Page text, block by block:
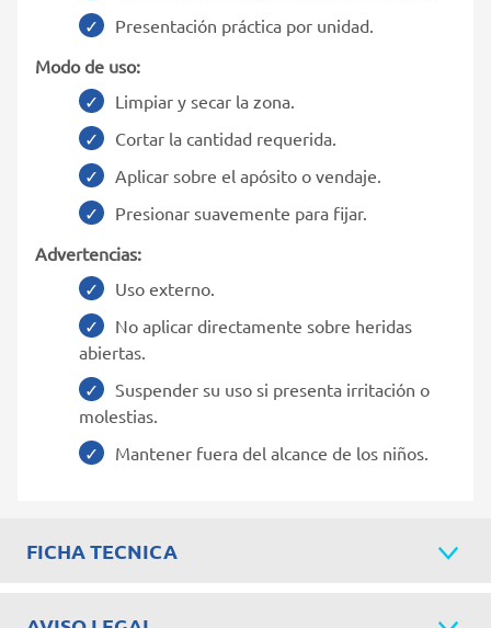
Presentación práctica por unidad.
Modo de uso:
Limpiar y secar la zona.
Cortar la cantidad requerida.
Aplicar sobre el apósito o vendaje.
Presionar suavemente para fijar.
Advertencias:
Uso externo.
No aplicar directamente sobre heridas
abiertas.
Suspender su uso si presenta irritación o
molestias.
Mantener fuera del alcance de los niños.
FICHA TECNICA